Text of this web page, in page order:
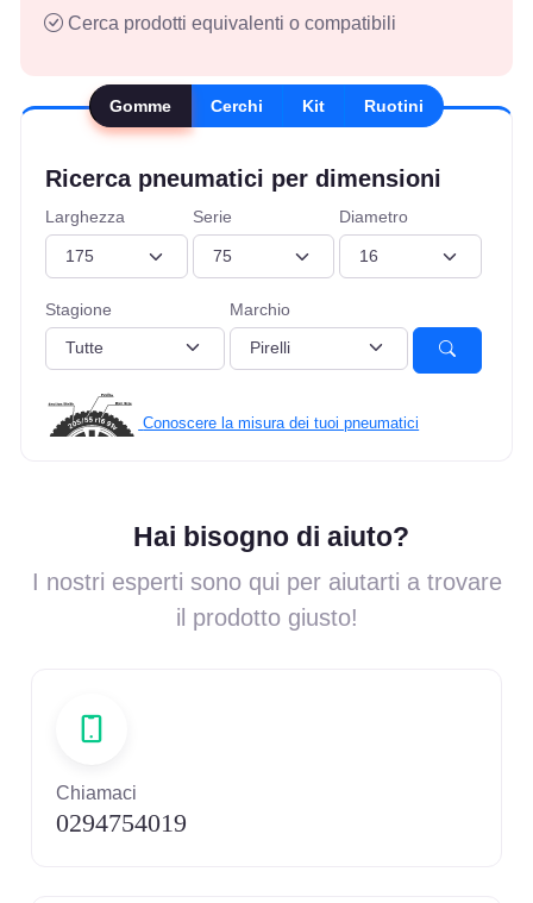
Cerca prodotti equivalenti o compatibili
Gomme Cerchi Kit Ruotini
Ricerca pneumatici per dimensioni
Larghezza Serie Diametro
Stagione Marchio
Conoscere la misura dei tuoi pneumatici
Hai bisogno di aiuto?
I nostri esperti sono qui per aiutarti a trovare
il prodotto giusto!
Chiamaci
0294754019